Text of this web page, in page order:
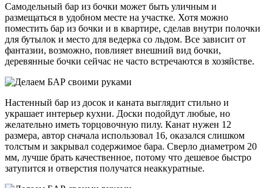
Самодельный бар из бочки может быть уличным и
размещаться в удобном месте на участке. Хотя можно
поместить бар из бочки и в квартире, сделав внутри полочки
для бутылок и место для ведерка со льдом. Все зависит от
фантазии, возможно, повлияет внешний вид бочки,
деревянные бочки сейчас не часто встречаются в хозяйстве.
Настенный бар из досок и каната выглядит стильно и
украшает интерьер кухни. Доски подойдут любые, но
желательно иметь торцовочную пилу. Канат нужен 12
размера, автор сначала использовал 16, оказался слишком
толстым и закрывал содержимое бара. Сверло диаметром 20
мм, лучше брать качественное, потому что дешевое быстро
затупится и отверстия получатся неаккуратные.